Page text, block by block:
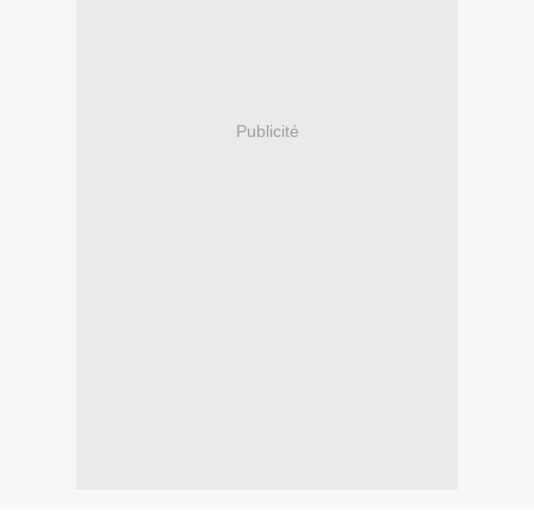
Publicité